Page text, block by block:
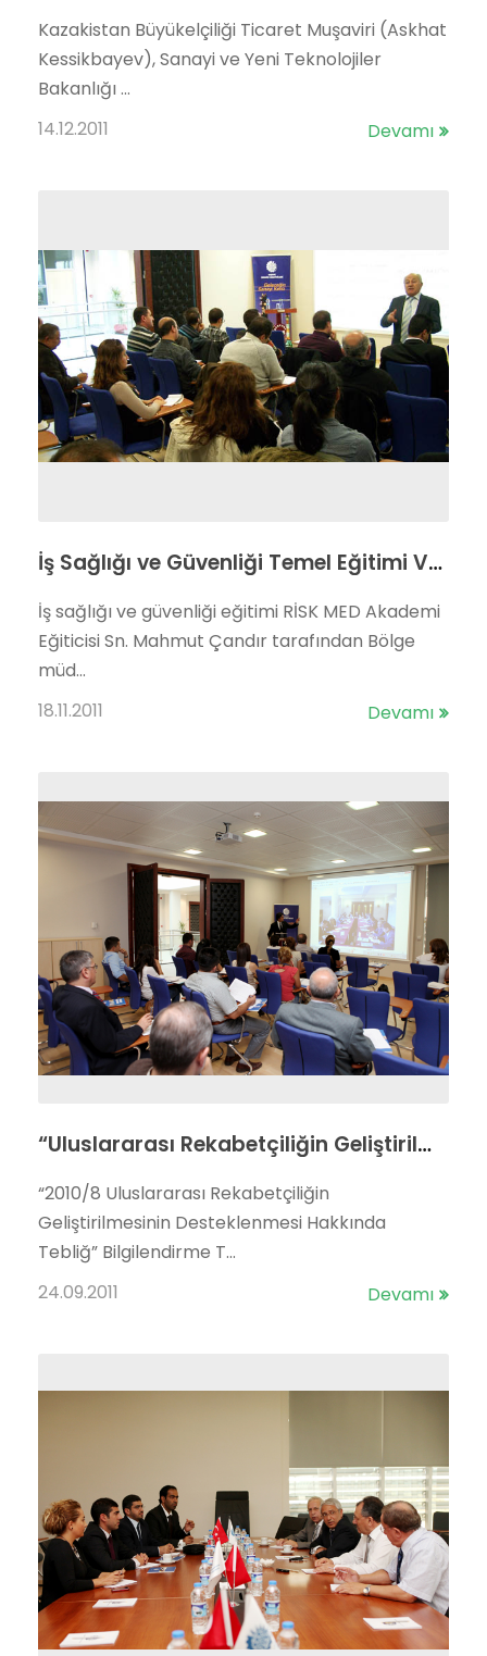
Kazakistan Büyükelçiliği Ticaret Muşaviri (Askhat
Kessikbayev), Sanayi ve Yeni Teknolojiler
Bakanlığı ...
14.12.2011
Devamı
İş Sağlığı ve Güvenliği Temel Eğitimi Verildi
İş sağlığı ve güvenliği eğitimi RİSK MED Akademi
Eğiticisi Sn. Mahmut Çandır tarafından Bölge
müd...
18.11.2011
Devamı
“Uluslararası Rekabetçiliğin Geliştirilmesinin Desteklenmesi Hakkında Tebliğ” Bilgilendirme Toplantısı Gerçekleştirildi
“2010/8 Uluslararası Rekabetçiliğin
Geliştirilmesinin Desteklenmesi Hakkında
Tebliğ” Bilgilendirme T...
24.09.2011
Devamı